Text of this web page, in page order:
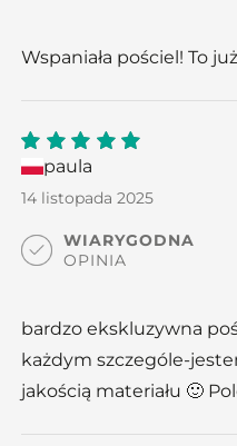
Wspaniała pościel! To
5out
of 5
paula
14 listopada 2025
WIARYGODNA
OPINIA
bardzo ekskluzywna
każdym szczególe-
jakością materiału 🙂